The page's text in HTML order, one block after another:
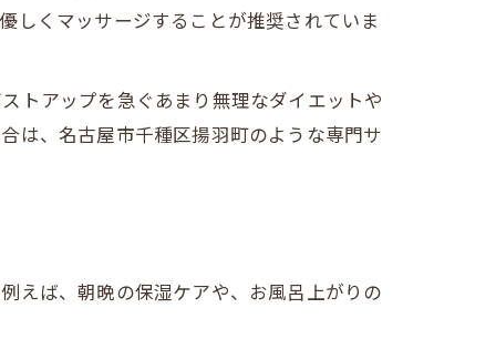
しくマッサージすることが推奨されていま
トアップを急ぐあまり無理なダイエットや
は、名古屋市千種区揚羽町のような専門サ
えば、朝晩の保湿ケアや、お風呂上がりの